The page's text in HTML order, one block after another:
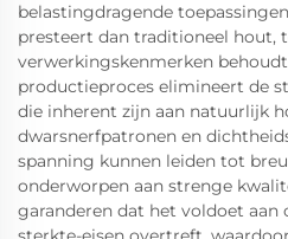
belastingdragende
presteert dan traditioneel hout,
verwerkingskenmerken
productieproces elimineert de
die inherent zijn aan natuurlijk
dwarsnerfpatronen en
spanning kunnen leiden tot
onderworpen aan strenge
garanderen dat het voldoet aan